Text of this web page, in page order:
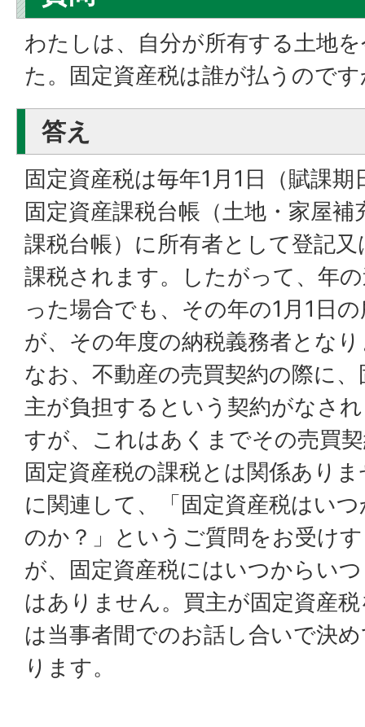
わたしは、自分が所有する土地
た。固定資産税は誰が払うので
答え
固定資産税は毎年1月1日（賦課
固定資産課税台帳（土地・家屋
課税台帳）に所有者として登記
課税されます。したがって、年
った場合でも、その年の1月1日
が、その年度の納税義務者とな
なお、不動産の売買契約の際に
主が負担するという契約がなさ
すが、これはあくまでその売買
固定資産税の課税とは関係あり
に関連して、「固定資産税はい
のか？」というご質問をお受け
が、固定資産税にはいつからい
はありません。買主が固定資産
は当事者間でのお話し合いで決
ります。